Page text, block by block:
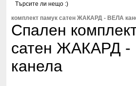
комплект памук сатен ЖАКАРД - ВЕЛА
Спален
сатен ЖАКАРД
канела